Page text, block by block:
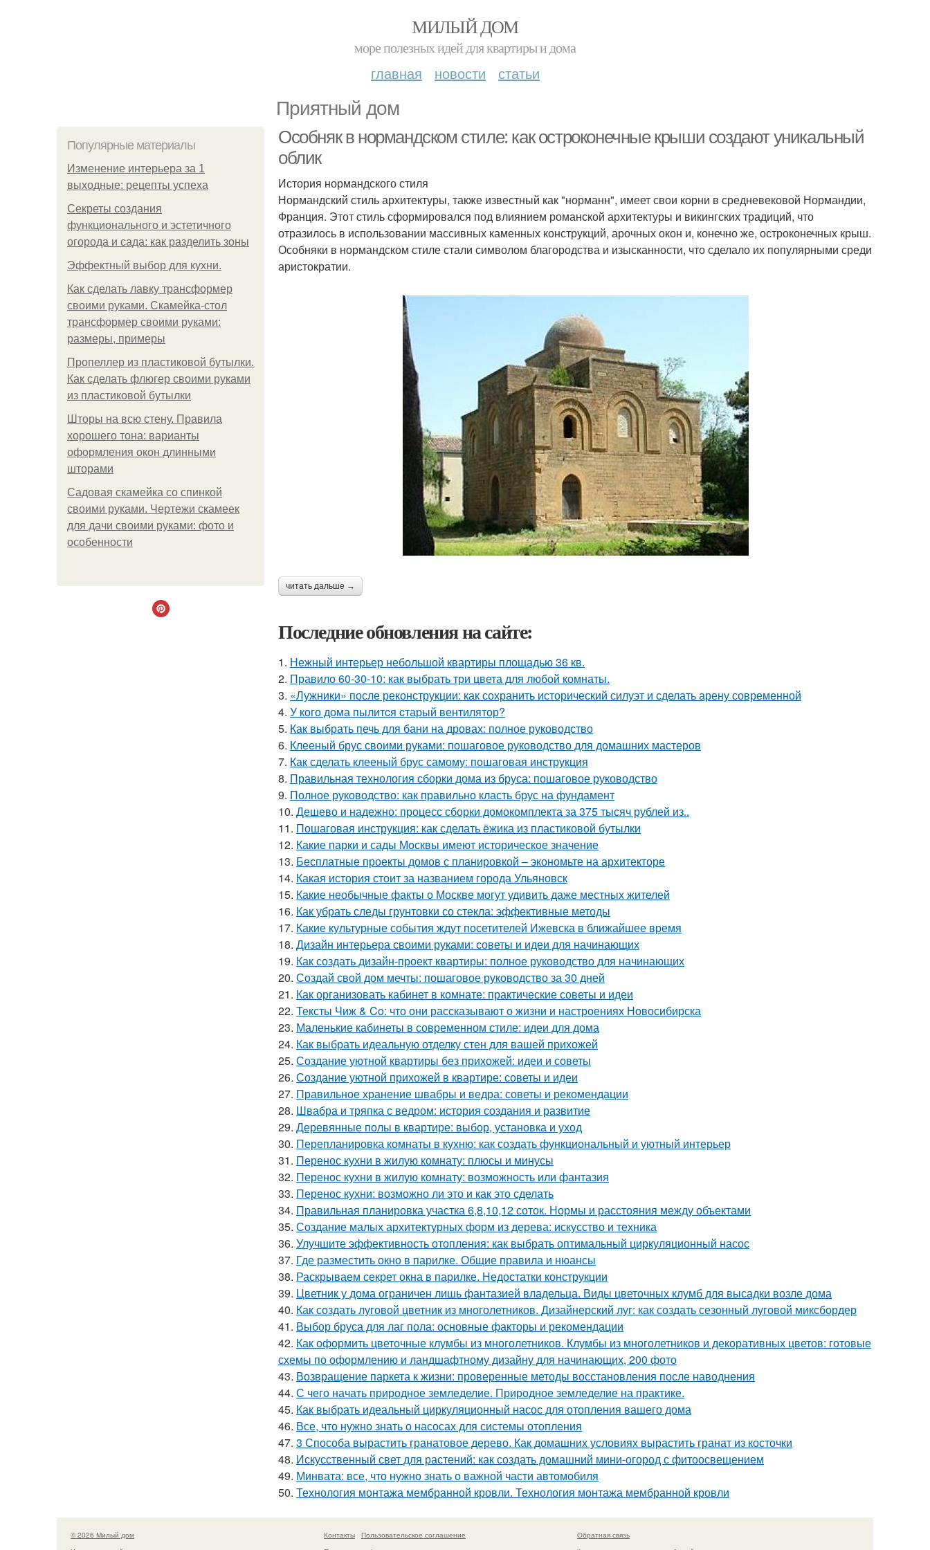
МИЛЫЙ ДОМ
море полезных идей для квартиры и дома
главная новости статьи
Приятный дом
Популярные материалы
Изменение интерьера за 1
выходные: рецепты успеха
Секреты создания
функционального и эстетичного
огорода и сада: как разделить зоны
Эффектный выбор для кухни.
Как сделать лавку трансформер
своими руками. Скамейка-стол
трансформер своими руками:
размеры, примеры
Пропеллер из пластиковой бутылки.
Как сделать флюгер своими руками
из пластиковой бутылки
Шторы на всю стену. Правила
хорошего тона: варианты
оформления окон длинными
шторами
Садовая скамейка со спинкой
своими руками. Чертежи скамеек
для дачи своими руками: фото и
особенности
Особняк в нормандском стиле: как остроконечные крыши создают уникальный
облик
История нормандского стиля
Нормандский стиль архитектуры, также известный как "норманн", имеет свои корни в средневековой Нормандии,
Франция. Этот стиль сформировался под влиянием романской архитектуры и викингских традиций, что
отразилось в использовании массивных каменных конструкций, арочных окон и, конечно же, остроконечных крыш.
Особняки в нормандском стиле стали символом благородства и изысканности, что сделало их популярными среди
аристократии.
читать дальше →
Последние обновления на сайте:
1. Нежный интерьер небольшой квартиры площадью 36 кв.
2. Правило 60-30-10: как выбрать три цвета для любой комнаты.
3. «Лужники» после реконструкции: как сохранить исторический силуэт и сделать арену современной
4. У кого дома пылитcя cтарый вентилятор?
5. Как выбрать печь для бани на дровах: полное руководство
6. Клееный брус своими руками: пошаговое руководство для домашних мастеров
7. Как сделать клееный брус самому: пошаговая инструкция
8. Правильная технология сборки дома из бруса: пошаговое руководство
9. Полное руководство: как правильно класть брус на фундамент
10. Дешево и надежно: процесс сборки домокомплекта за 375 тысяч рублей из..
11. Пошаговая инструкция: как сделать ёжика из пластиковой бутылки
12. Какие парки и сады Москвы имеют историческое значение
13. Бесплатные проекты домов с планировкой – экономьте на архитекторе
14. Какая история стоит за названием города Ульяновск
15. Какие необычные факты о Москве могут удивить даже местных жителей
16. Как убрать следы грунтовки со стекла: эффективные методы
17. Какие культурные события ждут посетителей Ижевска в ближайшее время
18. Дизайн интерьера своими руками: советы и идеи для начинающих
19. Как создать дизайн-проект квартиры: полное руководство для начинающих
20. Создай свой дом мечты: пошаговое руководство за 30 дней
21. Как организовать кабинет в комнате: практические советы и идеи
22. Тексты Чиж & Co: что они рассказывают о жизни и настроениях Новосибирска
23. Маленькие кабинеты в современном стиле: идеи для дома
24. Как выбрать идеальную отделку стен для вашей прихожей
25. Создание уютной квартиры без прихожей: идеи и советы
26. Создание уютной прихожей в квартире: советы и идеи
27. Правильное хранение швабры и ведра: советы и рекомендации
28. Швабра и тряпка с ведром: история создания и развитие
29. Деревянные полы в квартире: выбор, установка и уход
30. Перепланировка комнаты в кухню: как создать функциональный и уютный интерьер
31. Перенос кухни в жилую комнату: плюсы и минусы
32. Перенос кухни в жилую комнату: возможность или фантазия
33. Перенос кухни: возможно ли это и как это сделать
34. Правильная планировка участка 6,8,10,12 соток. Нормы и расстояния между объектами
35. Создание малых архитектурных форм из дерева: искусство и техника
36. Улучшите эффективность отопления: как выбрать оптимальный циркуляционный насос
37. Где разместить окно в парилке. Общие правила и нюансы
38. Раскрываем секрет окна в парилке. Недостатки конструкции
39. Цветник у дома ограничен лишь фантазией владельца. Виды цветочных клумб для высадки возле дома
40. Как создать луговой цветник из многолетников. Дизайнерский луг: как создать сезонный луговой миксбордер
41. Выбор бруса для лаг пола: основные факторы и рекомендации
42. Как оформить цветочные клумбы из многолетников. Клумбы из многолетников и декоративных цветов: готовые
схемы по оформлению и ландшафтному дизайну для начинающих, 200 фото
43. Возвращение паркета к жизни: проверенные методы восстановления после наводнения
44. С чего начать природное земледелие. Природное земледелие на практике.
45. Как выбрать идеальный циркуляционный насос для отопления вашего дома
46. Все, что нужно знать о насосах для системы отопления
47. 3 Способа вырастить гранатовое дерево. Как домашних условиях вырастить гранат из косточки
48. Искусственный свет для растений: как создать домашний мини-огород с фитоосвещением
49. Минвата: все, что нужно знать о важной части автомобиля
50. Технология монтажа мембранной кровли. Технология монтажа мембранной кровли
© 2026 Милый дом Контакты
Пользовательское соглашение
Обратная связь